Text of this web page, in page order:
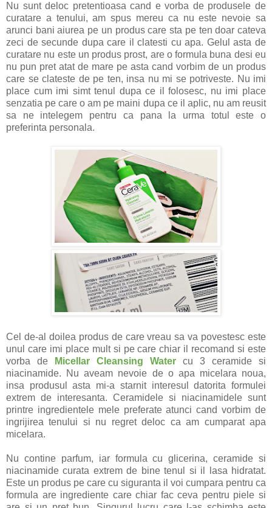
Nu sunt deloc pretentioasa cand e vorba de produsele de
curatare a tenului, am spus mereu ca nu este nevoie sa
arunci bani aiurea pe un produs care sta pe ten doar cateva
zeci de secunde dupa care il clatesti cu apa. Gelul asta de
curatare nu este un produs prost, are o formula buna desi eu
nu pun pret atat de mare pe asta cand vorbim de un produs
care se clateste de pe ten, insa nu mi se potriveste. Nu imi
place cum imi simt tenul dupa ce il folosesc, nu imi place
senzatia pe care o am pe maini dupa ce il aplic, nu am reusit
sa ne intelegem pentru ca pana la urma totul este o
preferinta personala.
Cel de-al doilea produs de care vreau sa va povestesc este
unul care imi place mult si pe care chiar il recomand si este
vorba de
Micellar Cleansing Water cu 3 ceramide si
niacinamide. Nu aveam nevoie de o apa micelara noua,
insa produsul asta mi-a starnit interesul datorita formulei
extrem de interesanta. Ceramidele si niacinamidele sunt
printre ingredientele mele preferate atunci cand vorbim de
ingrijirea tenului si nu regret deloc ca am cumparat apa
micelara.
Nu contine parfum, iar formula cu glicerina, ceramide si
niacinamide curata extrem de bine tenul si il lasa hidratat.
Este un produs pe care cu siguranta il voi cumpara pentru ca
formula are ingrediente care chiar fac ceva pentru piele si